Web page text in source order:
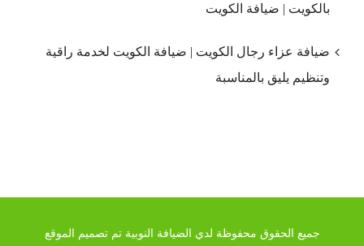
بالكويت | ضيافة الكويت
ضيافة عزاء رجال الكويت | ضيافة الكويت لخدمة راقية
وتنظيم يليق بالمناسبة
جميع الحقوق محفوظة لدي الضيافة النوبية تم تصميم الموقع